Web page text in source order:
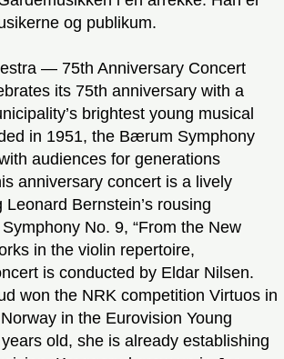
og publikum.
— 75th Anniversary Concert
its 75th anniversary with a
brightest young musical
in 1951, the Bærum Symphony
audiences for generations
anniversary concert is a lively
Bernstein’s rousing
No. 9, “From the New
in the violin repertoire,
is conducted by Eldar Nilsen.
won the NRK competition Virtuos in
in the Eurovision Young
old, she is already establishing